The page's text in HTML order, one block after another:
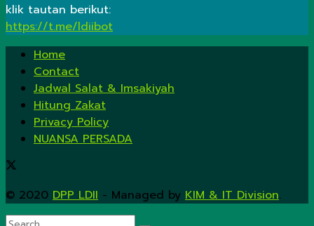
klik tautan berikut:
https://t.me/ldiibot
Home
Contact
Jadwal Salat & Imsakiyah
Hitung Zakat
Privacy Policy
NUANSA PERSADA
© 2020 DPP LDII - Managed by KIM & IT Division.